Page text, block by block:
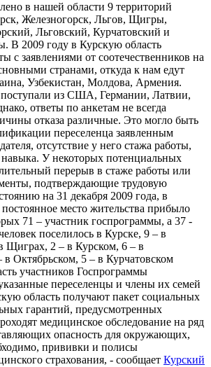
в нашей области 9 территорий
Железногорск, Льгов, Щигры,
Льговский, Курчатовский и
В 2009 году в Курскую область
с заявлениями от соотечественников на
странами, откуда к нам едут
Узбекистан, Молдова, Армения.
из США, Германии, Латвии,
ответы по анкетам не всегда
отказа различные. Это могло быть
переселенца заявленным
отсутствие у него стажа работы,
У некоторых потенциальных
перерыв в стаже работы или
подтверждающие трудовую
на 31 декабря 2009 года, в
место жительства прибыло
71 – участник госпрограммы, а 37 -
поселилось в Курске, 9 – в
Щиграх, 2 – в Курском, 6 – в
в Октябрьском, 5 – в Курчатовском
участников Госпрограммы
переселенцы и члены их семей
область получают пакет социальных
гарантий, предусмотренных
медицинское обследование на ряд
опасность для окружающих,
прививки и полисы
страхования, - сообщает Курский